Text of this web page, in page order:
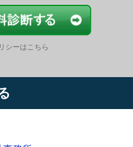
シーはこちら